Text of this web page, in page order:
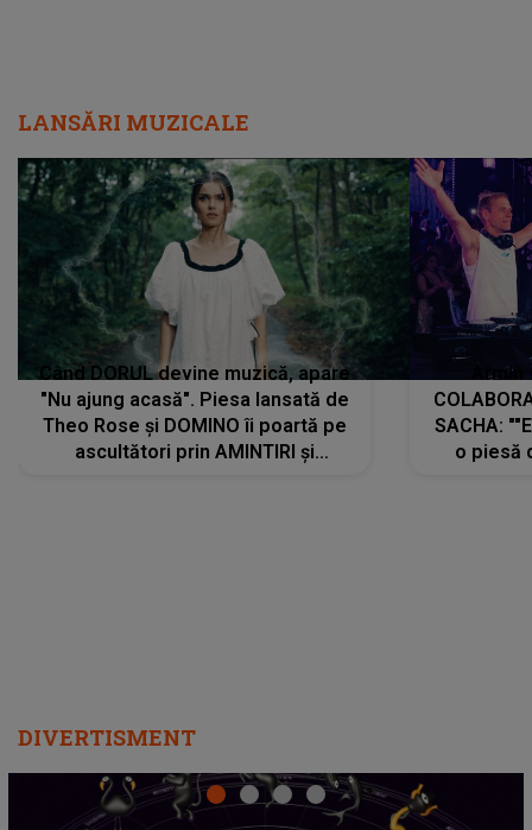
LANSĂRI MUZICALE
Când DORUL devine muzică, apare
"Nu ajung acasă". Piesa lansată de
Theo Rose și DOMINO îi poartă pe
ascultători prin AMINTIRI și
SACHA:
o piesă
DIVERTISMENT